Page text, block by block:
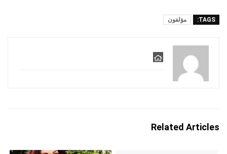
TAGS: مؤلفون
Related Articles